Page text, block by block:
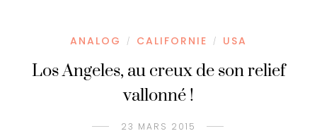
ANALOG / CALIFORNIE / USA
Los Angeles, au creux de son relief
vallonné !
23 MARS 2015